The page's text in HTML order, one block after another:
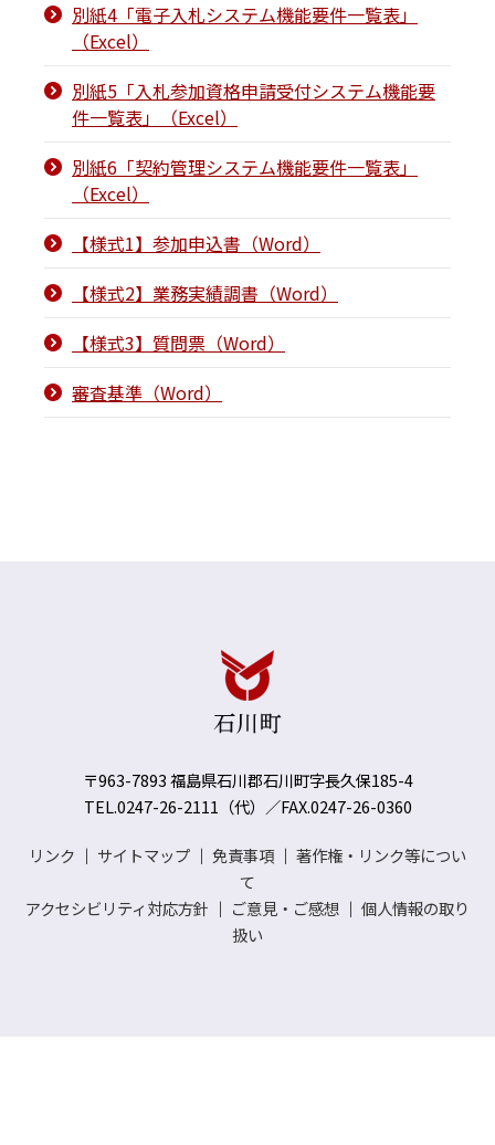
別紙4「電子入札システム機能要件一覧表」
（Excel）
別紙5「入札参加資格申請受付システム機能要
件一覧表」（Excel）
別紙6「契約管理システム機能要件一覧表」
（Excel）
【様式1】参加申込書（Word）
【様式2】業務実績調書（Word）
【様式3】質問票（Word）
審査基準（Word）
〒963-7893 福島県石川郡石川町字長久保185-4
TEL.0247-26-2111（代）／FAX.0247-26-0360
リンク ｜ サイトマップ ｜ 免責事項 ｜ 著作権・リンク等につい
て
アクセシビリティ対応方針 ｜ ご意見・ご感想 ｜ 個人情報の取り
扱い